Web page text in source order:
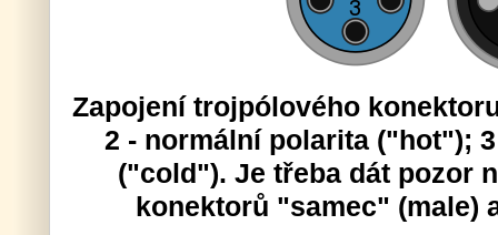
Zapojení trojpólového
2 - normální polarita ("hot");
("cold"). Je třeba dát pozor
konektorů "samec" (male)